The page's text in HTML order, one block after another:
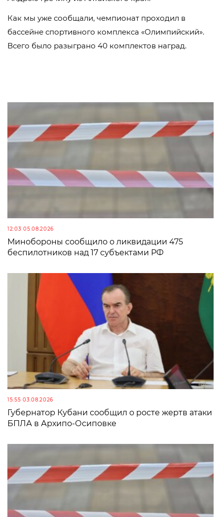
Как мы уже сообщали, чемпионат проходил в
бассейне спортивного комплекса «Олимпийский».
Всего было разыграно 40 комплектов наград.
12:03 05.08.2026
Минобороны сообщило о ликвидации 475
беспилотников над 17 субъектами РФ
15:55 03.08.2026
Губернатор Кубани сообщил о росте жертв атаки
БПЛА в Архипо-Осиповке